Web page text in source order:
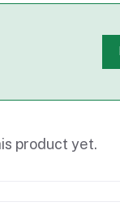
product yet.